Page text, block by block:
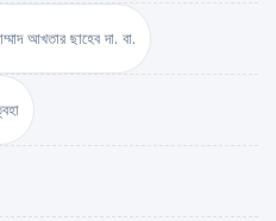
আখতার ছাহেব দা. বা.